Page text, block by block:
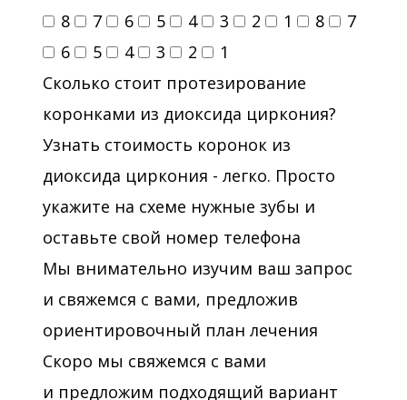
8
7 6 5 4 3 2 1 8
7
6
5 4 3 2
1
Сколько стоит протезирование
коронками из диоксида циркония?
Узнать стоимость коронок из
диоксида циркония - легко. Просто
укажите на схеме нужные зубы и
оставьте свой номер телефона
Мы внимательно изучим ваш запрос
и свяжемся с вами, предложив
ориентировочный план лечения
Скоро мы свяжемся с вами
и предложим подходящий вариант